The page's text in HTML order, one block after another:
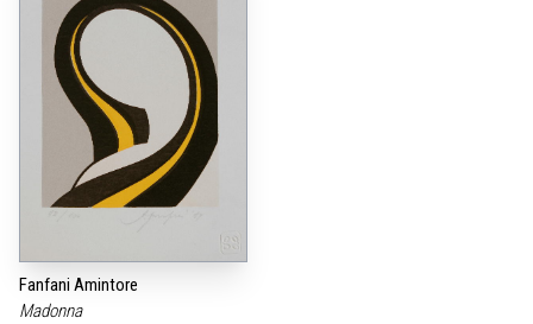
Fanfani Amintore
Madonna